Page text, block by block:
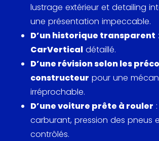
lustrage extérieur et detailing
une présentation impeccable.
D’un historique transparent
CarVertical détaillé.
D’une révision selon les
constructeur pour une
irréprochable.
D’une voiture prête à rouler
carburant, pression des pneus
contrôlés.